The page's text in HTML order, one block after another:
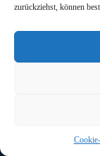
zurückziehst, können
Impressum
Zertifikate sind mit
Totalverlust.